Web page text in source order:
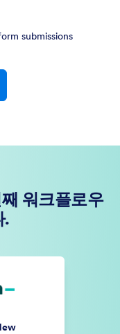
submissions
워크플로우
.